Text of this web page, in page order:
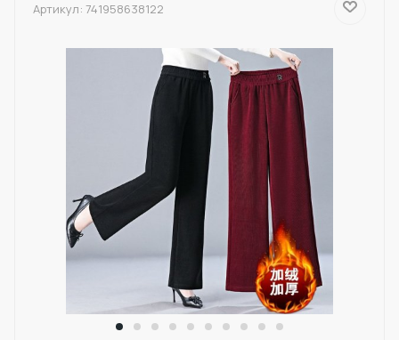
Артикул: 741958638122